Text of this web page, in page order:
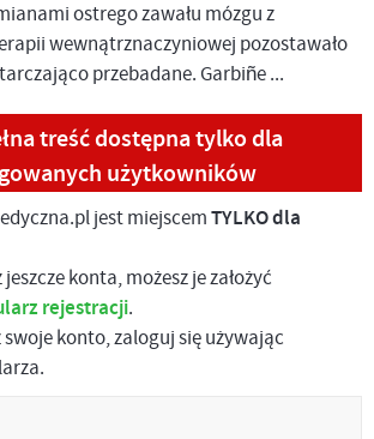
ostrego zawału mózgu z
wewnątrznaczyniowej pozostawało
przebadane. Garbiñe ...
treść dostępna tylko dla
użytkowników
jest miejscemTYLKO dla
konta, możesz je założyć
rejestracji.
konto, zaloguj się używając